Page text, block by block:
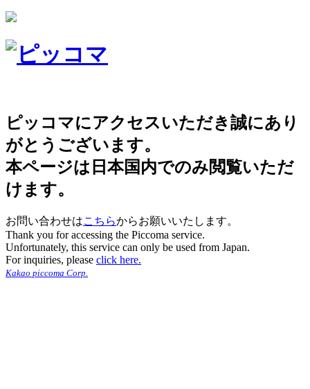
ピッコマにアクセスいただき誠にあり
がとうございます。
本ページは日本国内でのみ閲覧いただ
けます。
お問い合わせはこちらからお願いいたします。
Thank you for accessing the Piccoma service.
Unfortunately, this service can only be used from Japan.
For inquiries, please click here.
Kakao piccoma Corp.